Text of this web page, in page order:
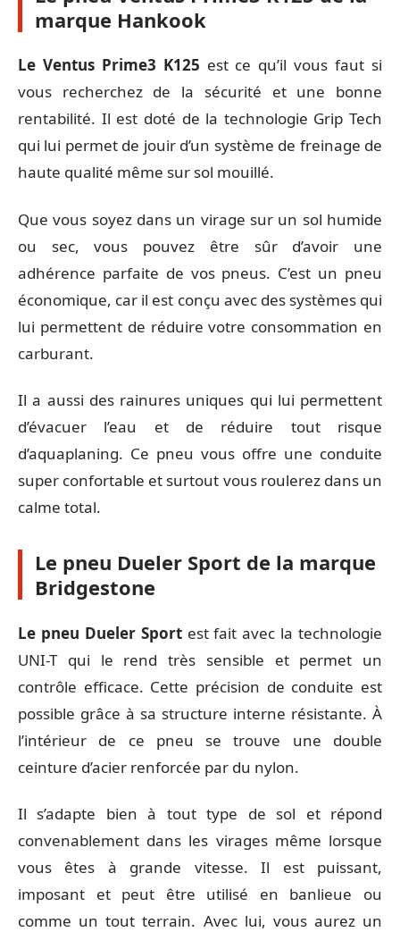
marque Hankook
Le Ventus Prime3 K125 est ce qu’il vous faut si
vous recherchez de la sécurité et une bonne
rentabilité. Il est doté de la technologie Grip Tech
qui lui permet de jouir d’un système de freinage de
haute qualité même sur sol mouillé.
Que vous soyez dans un virage sur un sol humide
ou sec, vous pouvez être sûr d’avoir une
adhérence parfaite de vos pneus. C’est un pneu
économique, car il est conçu avec des systèmes qui
lui permettent de réduire votre consommation en
carburant.
Il a aussi des rainures uniques qui lui permettent
d’évacuer l’eau et de réduire tout risque
d’aquaplaning. Ce pneu vous offre une conduite
super confortable et surtout vous roulerez dans un
calme total.
Le pneu Dueler Sport de la marque
Bridgestone
Le pneu Dueler Sportest fait avec la technologie
UNI-T qui le rend très sensible et permet un
contrôle efficace. Cette précision de conduite est
possible grâce à sa structure interne résistante. À
l’intérieur de ce pneu se trouve une double
ceinture d’acier renforcée par du nylon.
Il s’adapte bien à tout type de sol et répond
convenablement dans les virages même lorsque
vous êtes à grande vitesse. Il est puissant,
imposant et peut être utilisé en banlieue ou
comme un tout terrain. Avec lui, vous aurez un